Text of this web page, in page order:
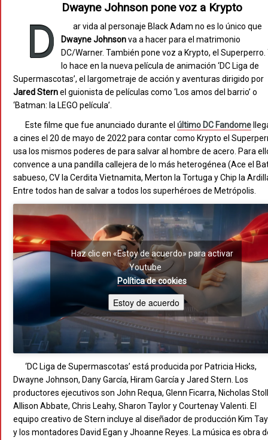
Dwayne Johnson pone voz a Krypto
D
ar vida al personaje Black Adam no es lo único que
Dwayne Johnsonva a hacer para el matrimonio
DC/Warner. También pone voz a Krypto, el Superperro.
lo hace en la nueva película de animación ‘DC Liga de
Supermascotas’, el largometraje de acción y aventuras dirigido por
Jared Sternel guionista de películas como ‘Los amos del barrio’ o
‘Batman: la LEGO película’.
Este filme que fue anunciado durante el último DC Fandome
a cines el 20 de mayo de 2022 para contar como Krypto el
usa los mismos poderes de para salvar al hombre de acero. Para
convence a una pandilla callejera de lo más heterogénea (Ace el
sabueso, CV la Cerdita Vietnamita, Merton la Tortuga y Chip la
Entre todos han de salvar a todos los superhéroes de Metrópolis.
Haz clic en «Estoy de acuerdo» para activar
Youtube
Política de cookies
Estoy de acuerdo
‘DC Liga de Supermascotas’ está producida por Patricia Hicks,
Dwayne Johnson, Dany García, Hiram García y Jared Stern. Los
productores ejecutivos son John Requa, Glenn Ficarra, Nicholas
Allison Abbate, Chris Leahy, Sharon Taylor y Courtenay Valenti. El
equipo creativo de Stern incluye al diseñador de producción Kim
y los montadores David Egan y Jhoanne Reyes. La música es obra